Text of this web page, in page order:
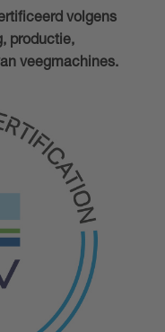
volgens
productie,
veegmachines.